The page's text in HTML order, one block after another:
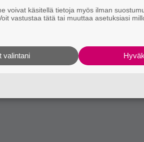
on toukokuussa 2024.
voivat käsitellä tietoja myös ilman
vastustaa tätä tai muuttaa asetuksiasi
valintani